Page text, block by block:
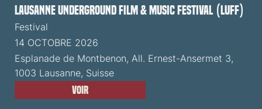
Lausanne Underground Film & Music Festival (LUFF)
Festival
14 OCTOBRE 2026
Esplanade de Montbenon, All. Ernest-Ansermet 3,
1003 Lausanne, Suisse
Voir